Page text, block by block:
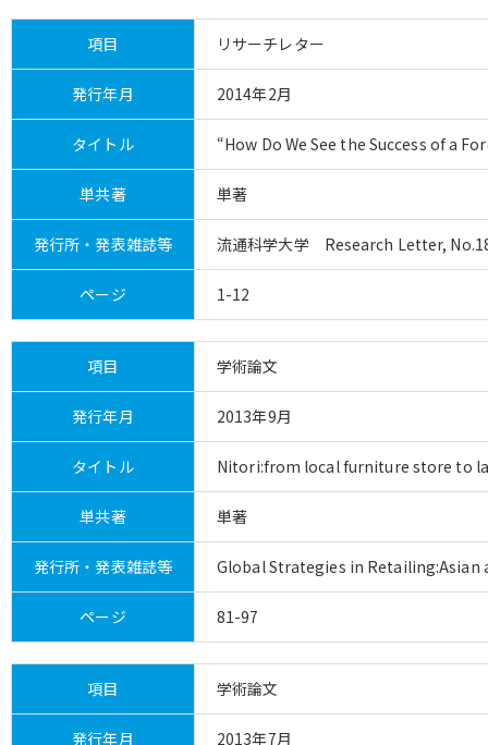
項目 リサーチレター
発行年月 2014年2月
タイトル “How Do We See the Success of a
単共著 単著
発行所・発表雑誌等 流通科学大学 Research Letter,
ページ 1-12
項目 学術論文
発行年月 2013年9月
タイトル Nitori:from local furniture store to
単共著 単著
発行所・発表雑誌等 Global Strategies in Retailing:Asian
ページ 81-97
項目 学術論文
発行年月 2013年7月